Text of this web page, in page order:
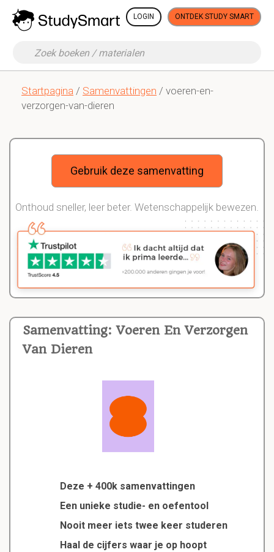
LOGIN ONTDEK STUDY SMART
Startpagina / Samenvattingen / voeren-en-
verzorgen-van-dieren
Samenvatting: Voeren En Verzorgen
Van Dieren
Deze + 400k samenvattingen
Een unieke studie- en oefentool
Nooit meer iets twee keer studeren
Haal de cijfers waar je op hoopt
Gebruik deze samenvatting
Onthoud sneller, leer beter. Wetenschappelijk bewezen.